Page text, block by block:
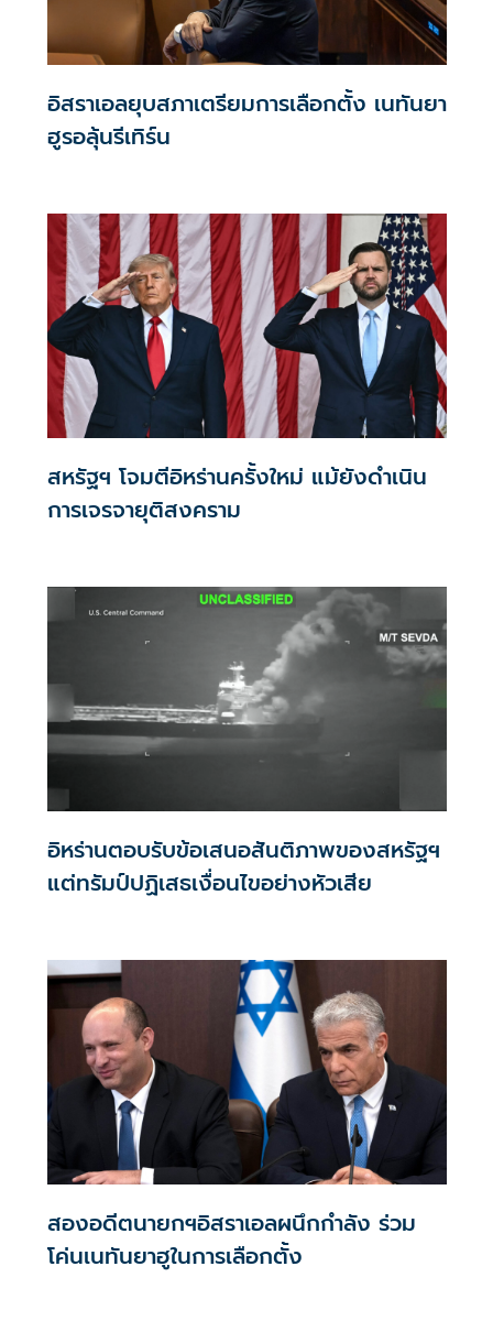
อิสราเอลยุบสภาเตรียมการเลือกตั้ง เนทันยา
ฮูรอลุ้นรีเทิร์น
สหรัฐฯ โจมตีอิหร่านครั้งใหม่ แม้ยังดำเนิน
การเจรจายุติสงคราม
อิหร่านตอบรับข้อเสนอสันติภาพของสหรัฐฯ
แต่ทรัมป์ปฏิเสธเงื่อนไขอย่างหัวเสีย
สองอดีตนายกฯอิสราเอลผนึกกำลัง ร่วม
โค่นเนทันยาฮูในการเลือกตั้ง